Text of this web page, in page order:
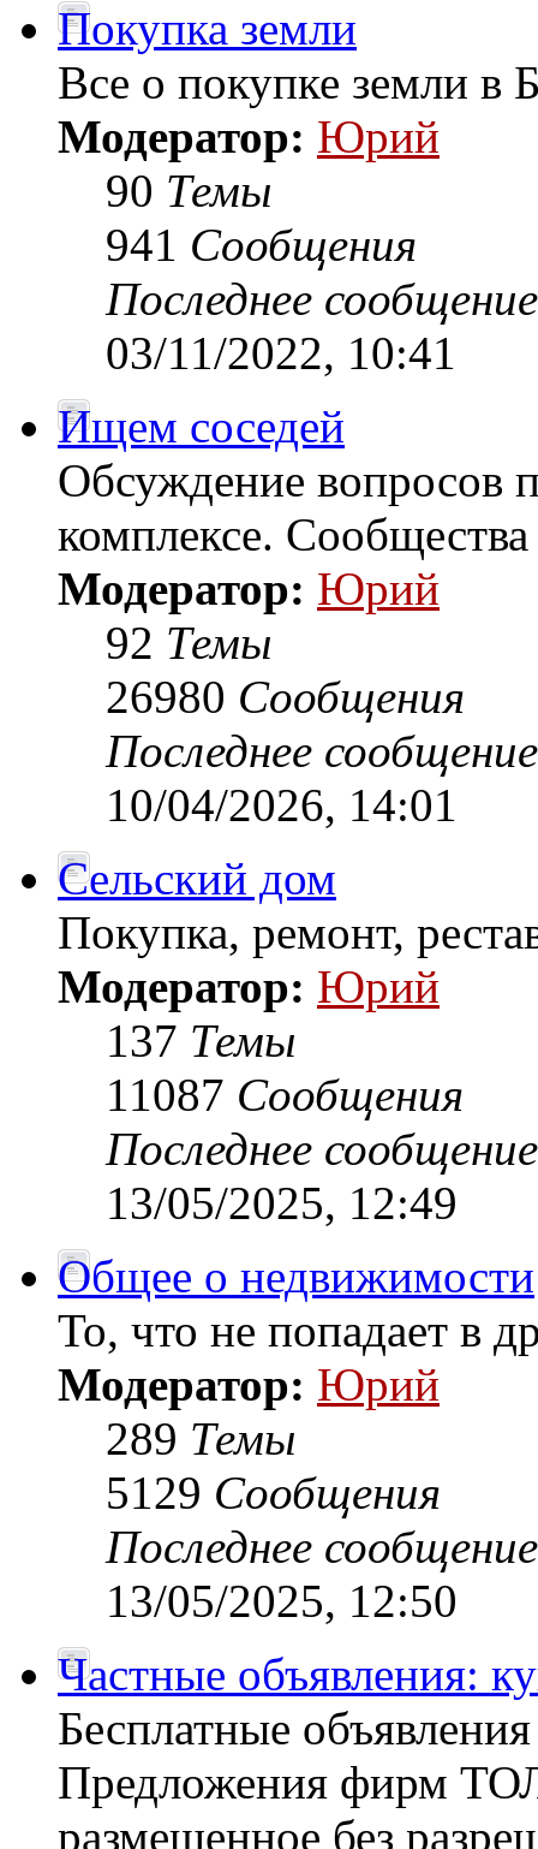
Покупка земли
Все о покупке земли в
Модератор: Юрий
90 Темы
941 Сообщения
Последнее сообщение
03/11/2022, 10:41
Ищем соседей
Обсуждение
комплексе.
Модератор: Юрий
92 Темы
26980 Сообщения
Последнее сообщение
10/04/2026, 14:01
Сельский дом
Покупка, ремонт,
Модератор: Юрий
137 Темы
11087 Сообщения
Последнее сообщение
13/05/2025, 12:49
Общее о недвижимости
То, что не попадает в
Модератор: Юрий
289 Темы
5129 Сообщения
Последнее сообщение
13/05/2025, 12:50
Частные объявления:
Бесплатные
Предложения фирм
размещенное без